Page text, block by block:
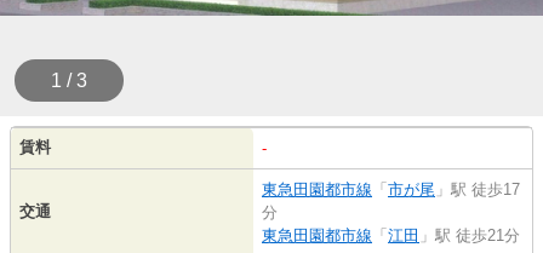
1 / 3
賃料 -
交通
東急田園都市線 「 市が尾 」駅 徒歩17
分
東急田園都市線 「 江田 」駅 徒歩21分